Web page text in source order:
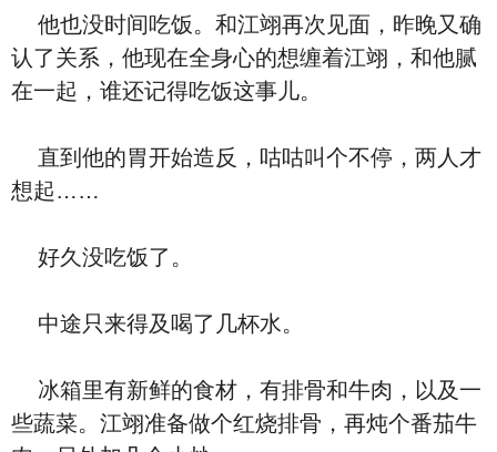
他也没时间吃饭。和江翊再次见面，昨晚又确
认了关系，他现在全身心的想缠着江翊，和他腻
在一起，谁还记得吃饭这事儿。
直到他的胃开始造反，咕咕叫个不停，两人才
想起……
好久没吃饭了。
中途只来得及喝了几杯水。
冰箱里有新鲜的食材，有排骨和牛肉，以及一
些蔬菜。江翊准备做个红烧排骨，再炖个番茄牛